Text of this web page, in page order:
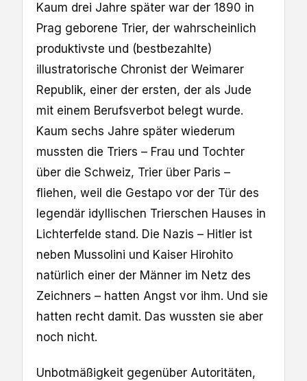
Kaum drei Jahre später war der 1890 in
Prag geborene Trier, der wahrscheinlich
produktivste und (bestbezahlte)
illustratorische Chronist der Weimarer
Republik, einer der ersten, der als Jude
mit einem Berufsverbot belegt wurde.
Kaum sechs Jahre später wiederum
mussten die Triers – Frau und Tochter
über die Schweiz, Trier über Paris –
fliehen, weil die Gestapo vor der Tür des
legendär idyllischen Trierschen Hauses in
Lichterfelde stand. Die Nazis – Hitler ist
neben Mussolini und Kaiser Hirohito
natürlich einer der Männer im Netz des
Zeichners – hatten Angst vor ihm. Und sie
hatten recht damit. Das wussten sie aber
noch nicht.
Unbotmäßigkeit gegenüber Autoritäten,